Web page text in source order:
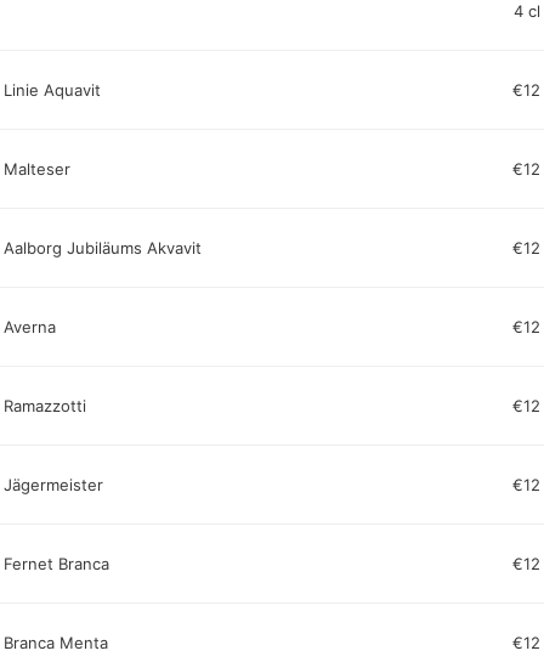
4 cl
Linie Aquavit €12
Malteser €12
Aalborg Jubiläums Akvavit €12
Averna €12
Ramazzotti €12
Jägermeister €12
Fernet Branca €12
Branca Menta €12